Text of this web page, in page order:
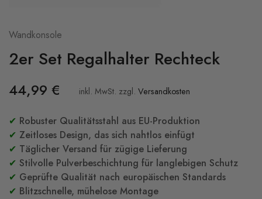
Wandkonsole
2er Set Regalhalter Rechteck
44,99 € inkl. MwSt. zzgl. Versandkosten
✔ Robuster Qualitätsstahl aus EU-Produktion
✔ Zeitloses Design, das sich nahtlos einfügt
✔ Täglicher Versand für zügige Lieferung
✔ Stilvolle Pulverbeschichtung für langlebigen Schutz
✔ Geprüfte Qualität nach europäischen Standards
✔ Blitzschnelle, mühelose Montage